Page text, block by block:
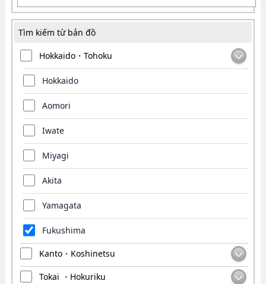
Tìm kiếm từ bản đồ
Hokkaido・Tohoku
Hokkaido
Aomori
Iwate
Miyagi
Akita
Yamagata
Fukushima
Kanto・Koshinetsu
Tokai ・Hokuriku